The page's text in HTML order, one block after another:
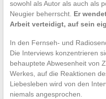
sowohl als Autor als auch als
Neugier beherrscht. Er
Arbeit verteidigt, auf sein
In den Fernseh- und
Die Interviews konzentrieren
behauptete Abwesenheit von
Werkes, auf die Reaktionen
Liebesleben wird von den
niemals angesprochen.